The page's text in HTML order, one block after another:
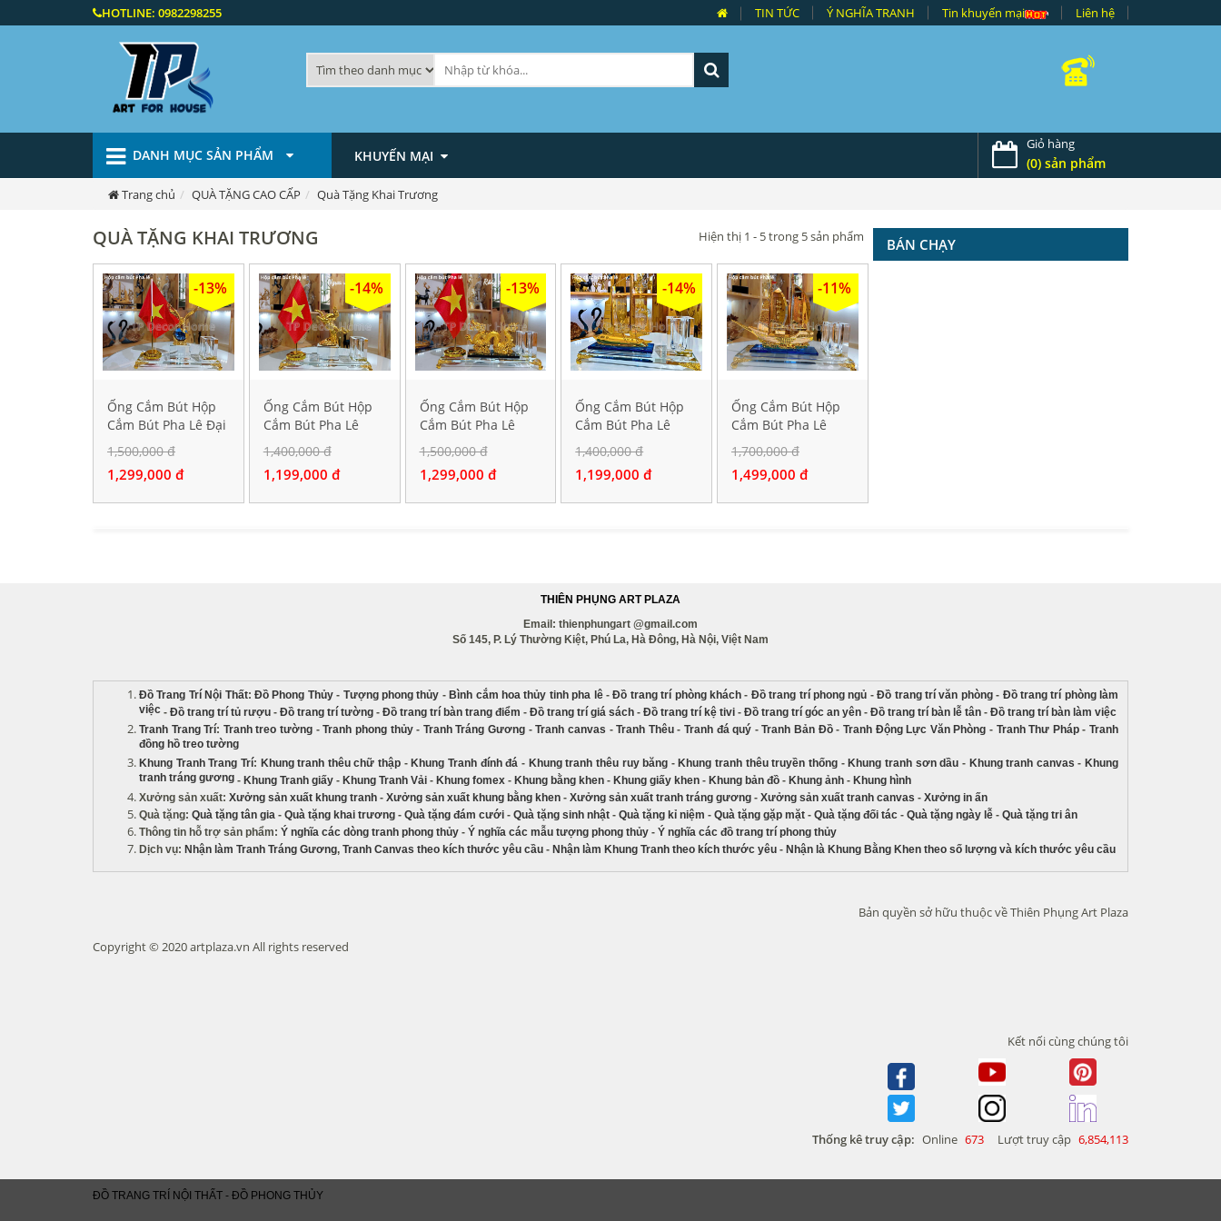
HOTLINE: 0982298255 TIN TỨC Ý NGHĨA TRANH Tin khuyến mại Liên hệ
DANH MỤC SẢN PHẨM KHUYẾN MẠI
Giỏ hàng
(0) sản phẩm
Trang chủ QUÀ TẶNG CAO CẤP Quà Tặng Khai Trương
QUÀ TẶNG KHAI TRƯƠNG Hiện thị 1 - 5 trong 5 sản phẩm
-13%
Ống Cắm Bút Hộp
Cắm Bút Pha Lê Đại
Bàng Tung Cánh
1,500,000 đ
1,299,000 đ
-14%
Ống Cắm Bút Hộp
Cắm Bút Pha Lê
Ngựa Vàng Hí Vang
1,400,000 đ
1,199,000 đ
-13%
Ống Cắm Bút Hộp
Cắm Bút Pha Lê
Rồng Vàng Phú Quý
1,500,000 đ
1,299,000 đ
-14%
Ống Cắm Bút Hộp
Cắm Bút Pha Lê
Thuận Buồm Xuôi
Gió
1,400,000 đ
1,199,000 đ
-11%
Ống Cắm Bút Hộp
Cắm Bút Pha Lê
Thuận Buồm Xuôi
Gió Bình An May
Mắn
1,700,000 đ
1,499,000 đ
BÁN CHẠY
THIÊN PHỤNG ART PLAZA
Email: thienphungart @gmail.com
Số 145, P. Lý Thường Kiệt, Phú La, Hà Đông, Hà Nội, Việt Nam
Đồ Trang Trí Nội Thất: Đồ Phong Thủy- Tượng phong thủy - Bình cắm hoa thủy tinh pha lê-Đồ trang trí phòng khách- Đồ trang trí phong ngủ -Đồ trang trí văn phòng- Đồ trang trí phòng làm
việc - Đồ trang trí tủ rượu - Đồ trang trí tường - Đồ trang trí bàn trang điểm - Đồ trang trí giá sách - Đồ trang trí kệ tivi - Đồ trang trí góc an yên - Đồ trang trí bàn lễ tân - Đồ trang trí bàn làm việc
Tranh Trang Trí: Tranh treo tường -Tranh phong thủy- Tranh Tráng Gương -Tranh canvas -Tranh Thêu- Tranh đá quý -Tranh Bản Đồ- Tranh Động Lực Văn Phòng - Tranh Thư Pháp-Tranh
đồng hồ treo tường
Khung Tranh Trang Trí: Khung tranh thêu chữ thập - Khung Tranh đính đá - Khung tranh thêu ruy băng - Khung tranh thêu truyền thống - Khung tranh sơn dầu - Khung tranh canvas - Khung
tranh tráng gương - Khung Tranh giấy - Khung Tranh Vải - Khung fomex - Khung bằng khen - Khung giấy khen - Khung bản đồ - Khung ảnh - Khung hình
Xưởng sản xuất: Xưởng sản xuất khung tranh - Xưởng sản xuất khung bằng khen - Xưởng sản xuất tranh tráng gương - Xưởng sản xuất tranh canvas - Xưởng in ấn
Quà tặng: Quà tặng tân gia - Quà tặng khai trương - Quà tặng đám cưới - Quà tặng sinh nhật - Quà tặng kỉ niệm - Quà tặng gặp mặt - Quà tặng đối tác - Quà tặng ngày lễ - Quà tặng tri ân
Thông tin hỗ trợ sản phẩm: Ý nghĩa các dòng tranh phong thủy - Ý nghĩa các mẫu tượng phong thủy - Ý nghĩa các đồ trang trí phong thủy
Dịch vụ: Nhận làm Tranh Tráng Gương, Tranh Canvas theo kích thước yêu cầu - Nhận làm Khung Tranh theo kích thước yêu - Nhận là Khung Bằng Khen theo số lượng và kích thước yêu cầu
Copyright © 2020 artplaza.vn All rights reserved
Bản quyền sở hữu thuộc về Thiên Phụng Art Plaza
Kết nối cùng chúng tôi
Thống kê truy cập: Online 673 Lượt truy cập 6,854,113
ĐỒ TRANG TRÍ NỘI THẤT - ĐỒ PHONG THỦY